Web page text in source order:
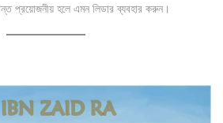
প্রয়োজনীয় হলে এমন লিডার ব্যবহার করুন।